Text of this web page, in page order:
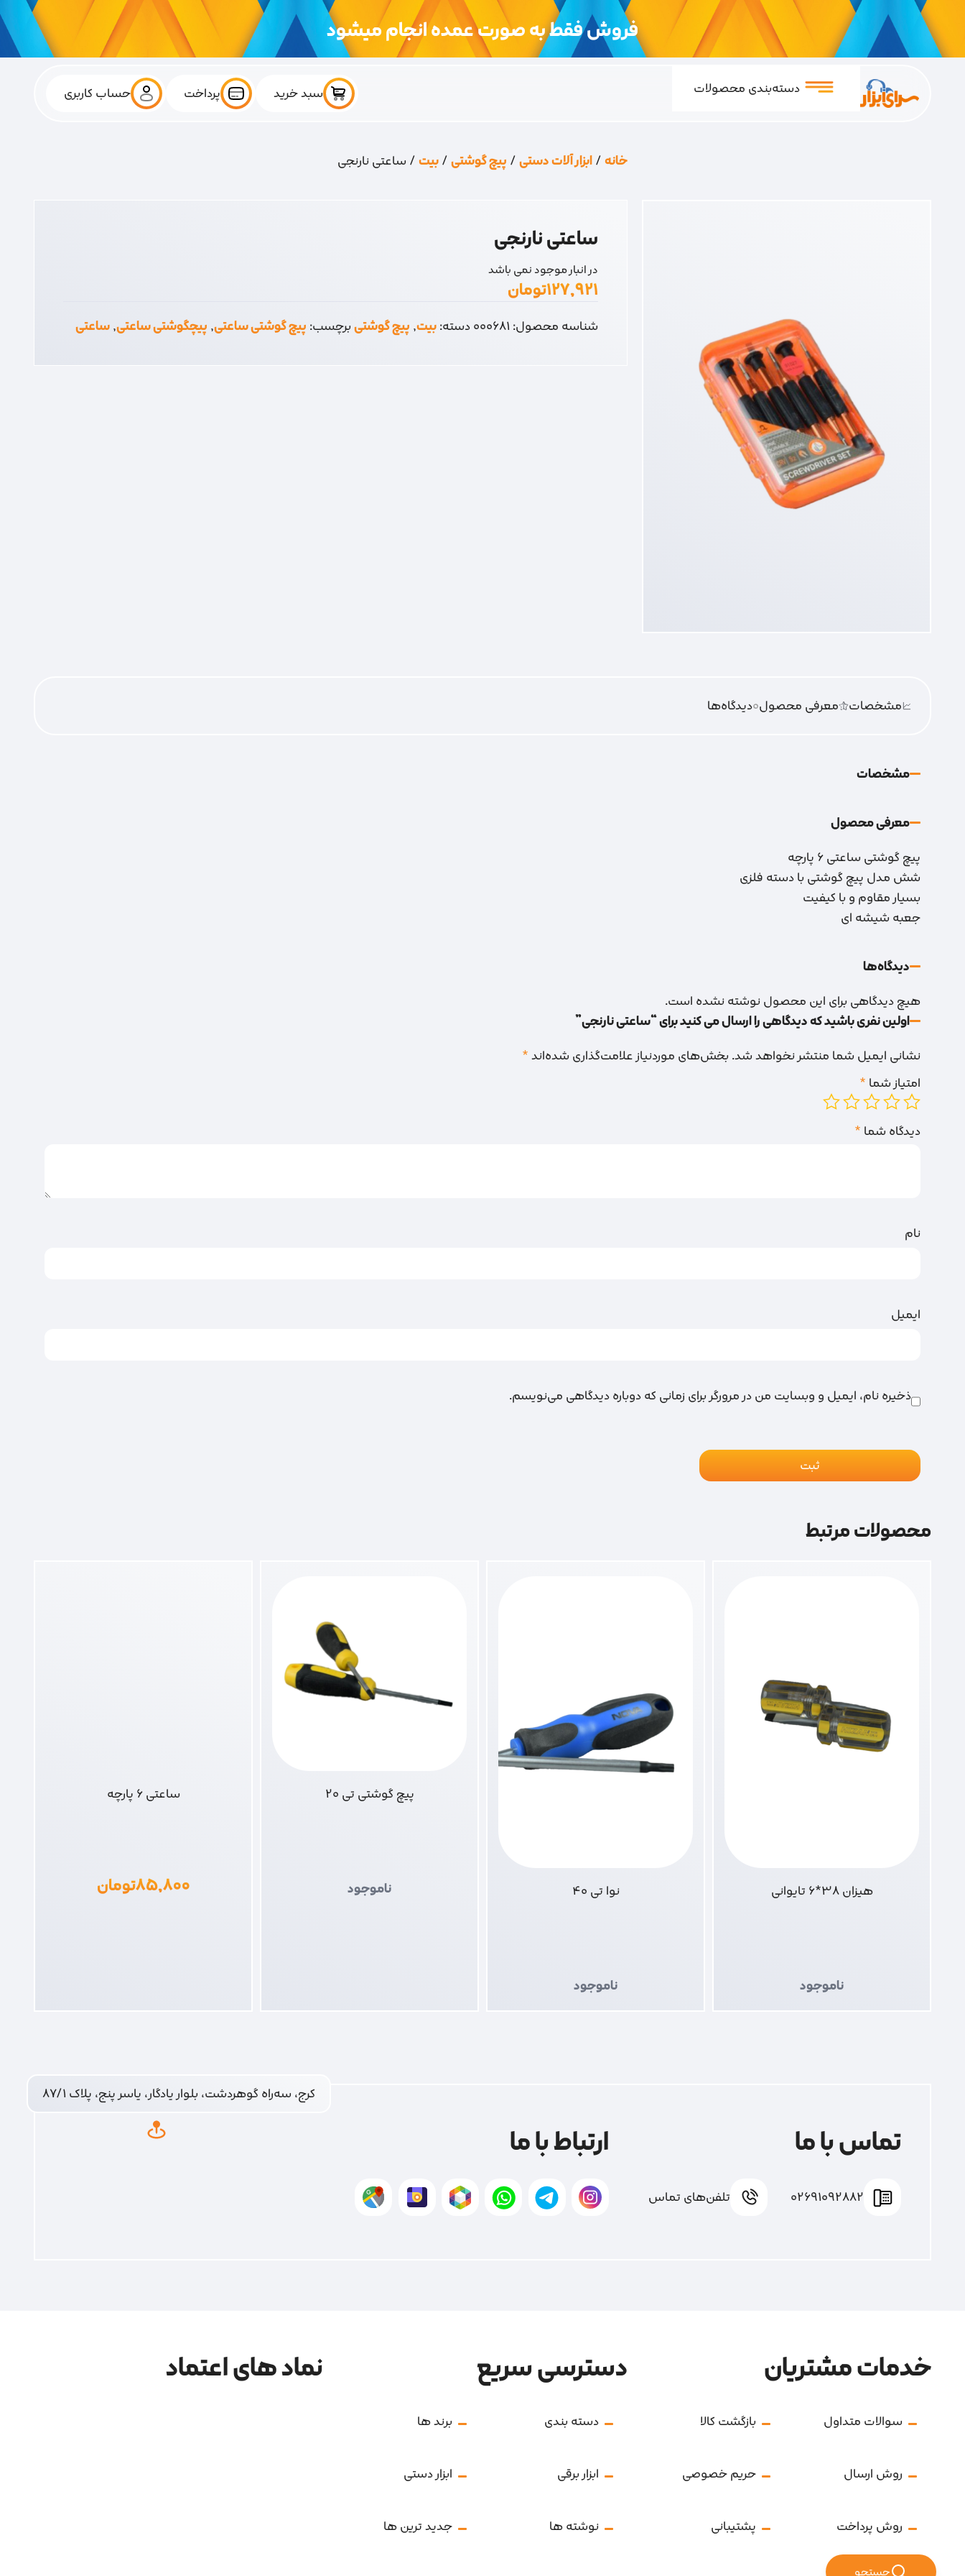
فروش فقط به صورت عمده انجام میشود
دسته‌بندی محصولات سبد خرید پرداخت حساب کاربری
خانه/ابزار آلات دستی/ پیچ گوشتی/بیت/ ساعتی نارنجی
ساعتی نارنجی
در انبار موجود نمی باشد
۱۲۷,۹۲۱تومان
شناسه محصول: 000681دسته:بیت, پیچ گوشتیبرچسب: پیچ گوشتی ساعتی, پیچگوشتی ساعتی,ساعتی
مشخصات معرفی محصول0دیدگاه‌‌ها
مشخصات
معرفی محصول
پیچ گوشتی ساعتی 6 پارچه
شش مدل پیچ گوشتی با دسته فلزی
بسیار مقاوم و با کیفیت
جعبه شیشه ای
دیدگاه‌‌ها
هیچ دیدگاهی برای این محصول نوشته نشده است.
اولین نفری باشید که دیدگاهی را ارسال می کنید برای “ساعتی نارنجی”
نشانی ایمیل شما منتشر نخواهد شد. بخش‌های موردنیاز علامت‌گذاری شده‌اند*
امتیاز شما *
دیدگاه شما *
نام
ایمیل
ذخیره نام، ایمیل و وبسایت من در مرورگر برای زمانی که دوباره دیدگاهی می‌نویسم.
محصولات مرتبط
هیزان 38*6 تایوانی
ناموجود
نوا تی 40
ناموجود
پیچ گوشتی تی 20
ناموجود
ساعتی 6 پارچه
۸۵,۸۰۰تومان
تماس با ما
02691092882 تلفن‌های تماس
ارتباط با ما
کرج، سه‌راه گوهردشت، بلوار یادگار، یاسر پنج، پلاک ۸۷/۱
خدمات مشتریان
سوالات متداول بازگشت کالا
روش ارسال حریم خصوصی
روش پرداخت پشتیبانی
دسترسی سریع
دسته بندی برند ها
ابزار برقی ابزار دستی
نوشته ها جدید ترین ها
نماد های اعتماد
جستجو